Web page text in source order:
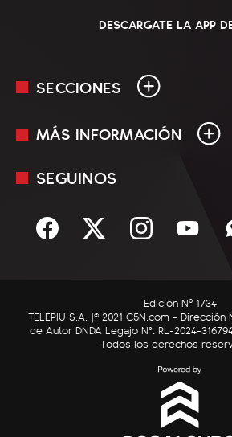
DESCARGATE LA APP
SECCIONES
En Vivo
Sociedad
C5N Autos
RatingCero
MÁS INFORMACIÓN
Mediakit
Términos y condiciones
SEGUINOS
Edición Nº 1734
TELEPIU S.A. |© 2021 C5N.com -
de Autor DNDA Legajo N°: RL-2024-
Todos los derechos